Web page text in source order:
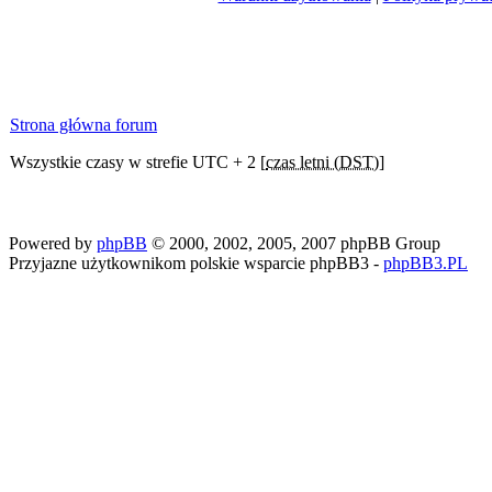
Strona główna forum
Wszystkie czasy w strefie UTC + 2 [czas letni (DST)]
Powered by phpBB © 2000, 2002, 2005, 2007 phpBB Group
Przyjazne użytkownikom polskie wsparcie phpBB3 - phpBB3.PL